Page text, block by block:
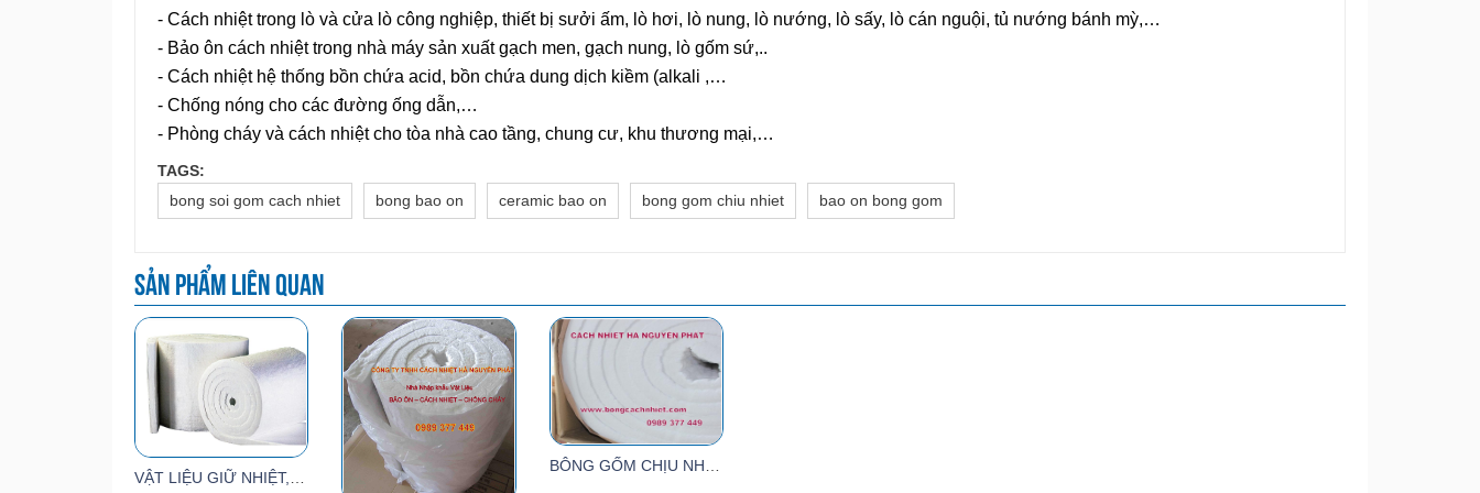
- Cách nhiệt trong lò và cửa lò công nghiệp, thiết bị sưởi ấm, lò hơi, lò nung, lò nướng, lò sấy, lò cán nguội, tủ nướng bánh mỳ,…
- Bảo ôn cách nhiệt trong nhà máy sản xuất gạch men, gạch nung, lò gốm sứ,..
- Cách nhiệt hệ thống bồn chứa acid, bồn chứa dung dịch kiềm (alkali ,…
- Chống nóng cho các đường ống dẫn,…
- Phòng cháy và cách nhiệt cho tòa nhà cao tầng, chung cư, khu thương mại,…
TAGS:
bong soi gom cach nhiet
bong bao on ceramic bao on bong gom chiu nhiet bao on bong gom
Sản phẩm liên quan
VẬT LIỆU GIỮ NHIỆT, CÁCH NHIỆT, BẢO ÔN LÒ SẤY SƠN, LÒ TĨNH ĐIỆN, LÒ GỐM SỨ
BÔNG GỐM CHỊU NHIỆT CERAMIC